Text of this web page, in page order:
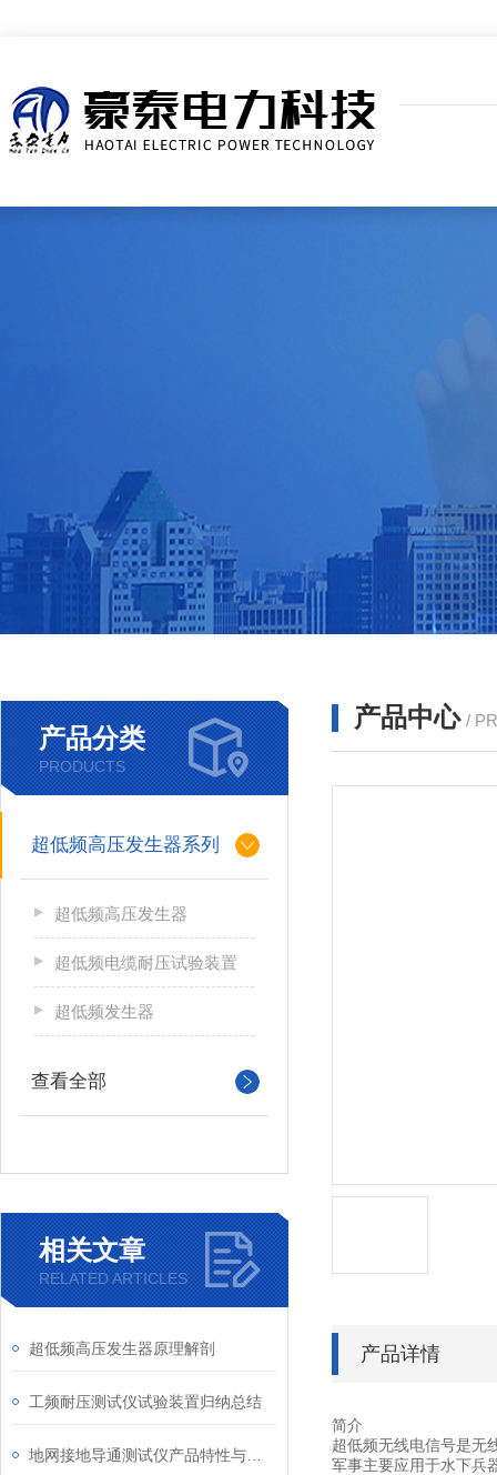
产品分类
PRODUCTS
超低频高压发生器系列
超低频高压发生器
超低频电缆耐压试验装置
超低频发生器
查看全部
相关文章
RELATED ARTICLES
超低频高压发生器原理解剖
工频耐压测试仪试验装置归纳总结
产品中心 /
产品详情
简介
超低频无线电信号是无
军事主要应用于水下兵